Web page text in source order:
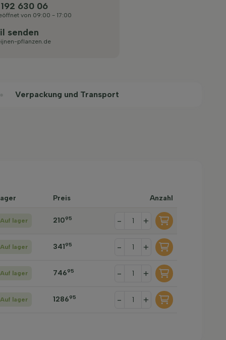
630 06
von 09:00 - 17:00
senden
pflanzen.de
Verpackung und Transport
Preis Anzahl
Auf lager 21095 - +
Auf lager 34195 - +
Auf lager 74695 - +
Auf lager 128695 - +